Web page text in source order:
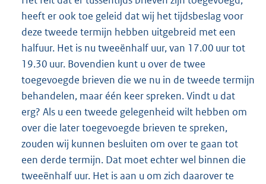
heeft er ook toe geleid dat wij het tijdsbeslag voor
deze tweede termijn hebben uitgebreid met een
halfuur. Het is nu tweeënhalf uur, van 17.00 uur tot
19.30 uur. Bovendien kunt u over de twee
toegevoegde brieven die we nu in de tweede termijn
behandelen, maar één keer spreken. Vindt u dat
erg? Als u een tweede gelegenheid wilt hebben om
over die later toegevoegde brieven te spreken,
zouden wij kunnen besluiten om over te gaan tot
een derde termijn. Dat moet echter wel binnen die
tweeënhalf uur. Het is aan u om zich daarover te